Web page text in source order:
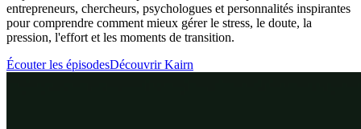
entrepreneurs, chercheurs, psychologues et personnalités inspirantes
pour comprendre comment mieux gérer le stress, le doute, la
pression, l'effort et les moments de transition.
Écouter les épisodesDécouvrir Kairn